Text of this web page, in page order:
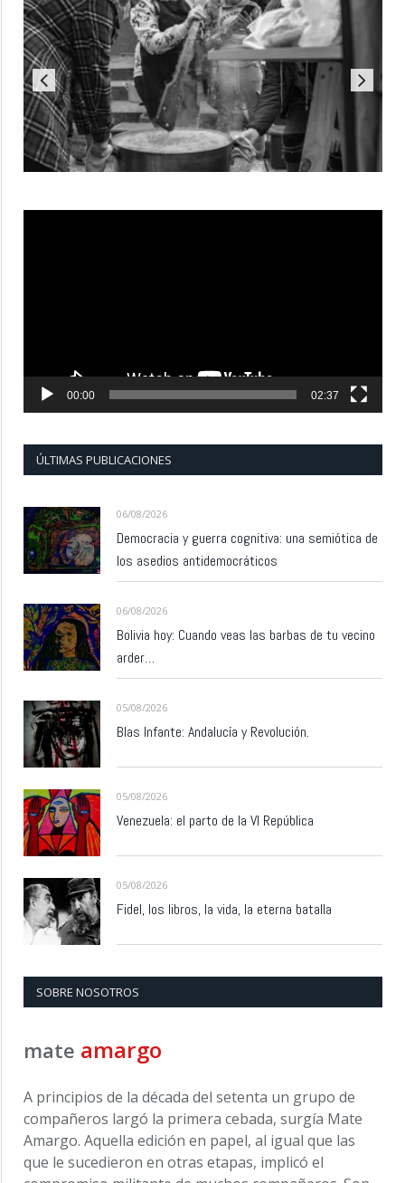
00:00 02:37
ÚLTIMAS PUBLICACIONES
06/08/2026
Democracia y guerra cognitiva: una semiótica de
los asedios antidemocráticos
06/08/2026
Bolivia hoy: Cuando veas las barbas de tu vecino
arder…
05/08/2026
Blas Infante: Andalucía y Revolución.
05/08/2026
Venezuela: el parto de la VI República
05/08/2026
Fidel, los libros, la vida, la eterna batalla
SOBRE NOSOTROS
mate amargo
A principios de la década del setenta un grupo de
compañeros largó la primera cebada, surgía Mate
Amargo. Aquella edición en papel, al igual que las
que le sucedieron en otras etapas, implicó el